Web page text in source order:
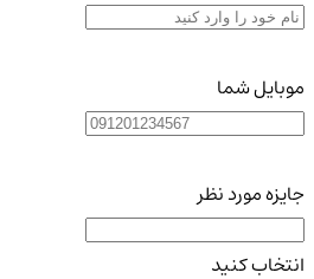
موبایل شما
جایزه مورد نظر
انتخاب کنید